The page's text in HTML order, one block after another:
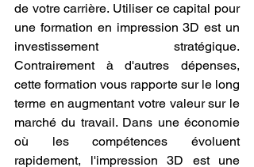
de votre carrière. Utiliser ce capital pour
une formation en impression 3D est un
investissement stratégique.
Contrairement à d'autres dépenses,
cette formation vous rapporte sur le long
terme en augmentant votre valeur sur le
marché du travail. Dans une économie
où les compétences évoluent
rapidement, l'impression 3D est une